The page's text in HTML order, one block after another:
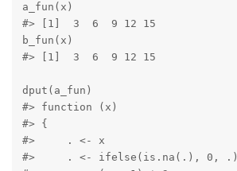
a_fun(x)
#> [1]  3  6  9 12 15
b_fun(x)
#> [1]  3  6  9 12 15
dput(a_fun)
#> function (x)
#> {
#>     . <- x
#>     . <- ifelse(is.na(.), 0, .)